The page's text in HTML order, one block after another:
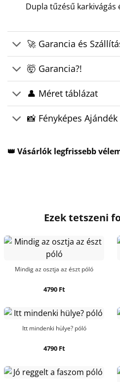
Dupla tűzésű karkivágás
🚀 Garancia és
🤯 Garancia?!
👤 Méret táblázat
📸 Fényképes
👑 Vásárlók legfrissebb
Ezek tetszeni
Mindig az osztja az észt póló
4790 Ft
Itt mindenki hülye? póló
4790 Ft